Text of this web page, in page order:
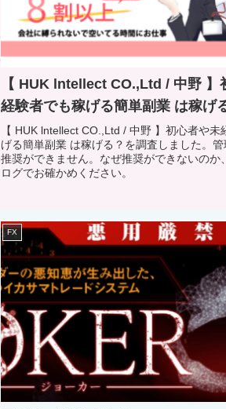
【 HUK lntellect CO.,Ltd / 中野 】
経験者でも稼げる簡単副業 は稼げ
【 HUK lntellect CO.,Ltd / 中野 】初心者や未
げる簡単副業 は稼げる？を調査しました。
推奨ができません。なぜ推奨ができないのか
ログでお確かめください。
FX